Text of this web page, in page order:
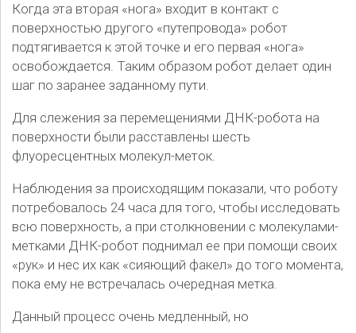
Когда эта вторая «нога» входит в контакт с
поверхностью другого «путепровода» робот
подтягивается к этой точке и его первая «нога»
освобождается. Таким образом робот делает один
шаг по заранее заданному пути.
Для слежения за перемещениями ДНК-робота на
поверхности были расставлены шесть
флуоресцентных молекул-меток.
Наблюдения за происходящим показали, что роботу
потребовалось 24 часа для того, чтобы исследовать
всю поверхность, а при столкновении с молекулами-
метками ДНК-робот поднимал ее при помощи своих
«рук» и нес их как «сияющий факел» до того момента,
пока ему не встречалась очередная метка.
Данный процесс очень медленный, но